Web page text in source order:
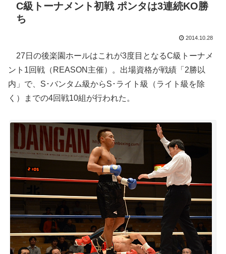
C級トーナメント初戦 ポンタは3連続KO勝
ち
2014.10.28
27日の後楽園ホールはこれが3度目となるC級トーナメ
ント1回戦（REASON主催）。出場資格が戦績「2勝以
内」で、S･バンタム級からS･ライト級（ライト級を除
く）までの4回戦10組が行われた。